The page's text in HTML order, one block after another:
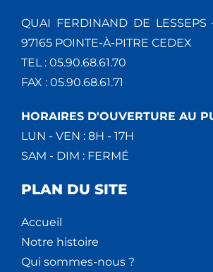
QUAI FERDINAND DE
97165 POINTE-À-PITRE CEDEX
TEL : 05.90.68.61.70
FAX : 05.90.68.61.71
HORAIRES D'OUVERTURE AU
LUN - VEN : 8H - 17H
SAM - DIM : FERMÉ
PLAN DU SITE
Accueil
Notre histoire
Qui sommes-nous ?